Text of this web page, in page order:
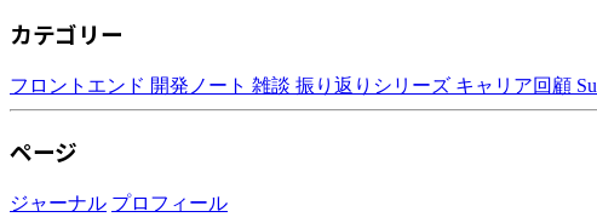
カテゴリー
フロントエンド 開発ノート 雑談 振り返りシリーズ キャリア回顧
ページ
ジャーナル プロフィール